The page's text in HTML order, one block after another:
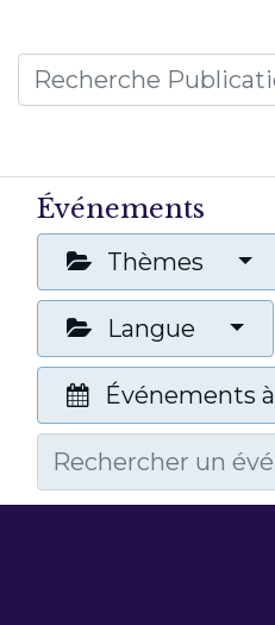
Événements
Thèmes
Langue
Événements